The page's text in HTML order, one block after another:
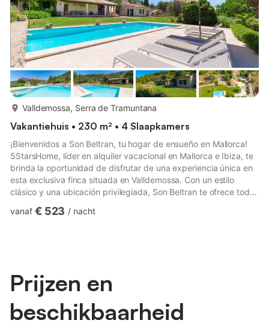
Valldemossa, Serra de Tramuntana
Vakantiehuis • 230 m² • 4 Slaapkamers
¡Bienvenidos a Son Beltran, tu hogar de ensueño en Mallorca!
5StarsHome, líder en alquiler vacacional en Mallorca e Ibiza, te
brinda la oportunidad de disfrutar de una experiencia única en
esta exclusiva finca situada en Valldemossa. Con un estilo
clásico y una ubicación privilegiada, Son Beltran te ofrece todo
interior de la casa, encontrarás un espacio diseñado para el
vanaf € 523 / nacht
Prijzen en
beschikbaarheid